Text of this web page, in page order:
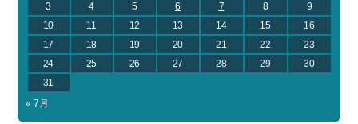
3
4 5 6 7 8
9
10
11 12 13 14 15
16
17
18 19 20 21 22
23
24
25 26 27 28 29
30
31
« 7月